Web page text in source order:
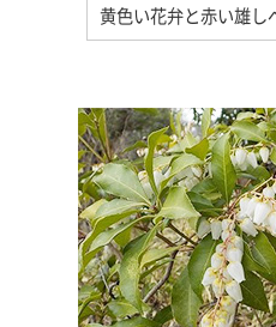
黄色い花弁と赤い雄し